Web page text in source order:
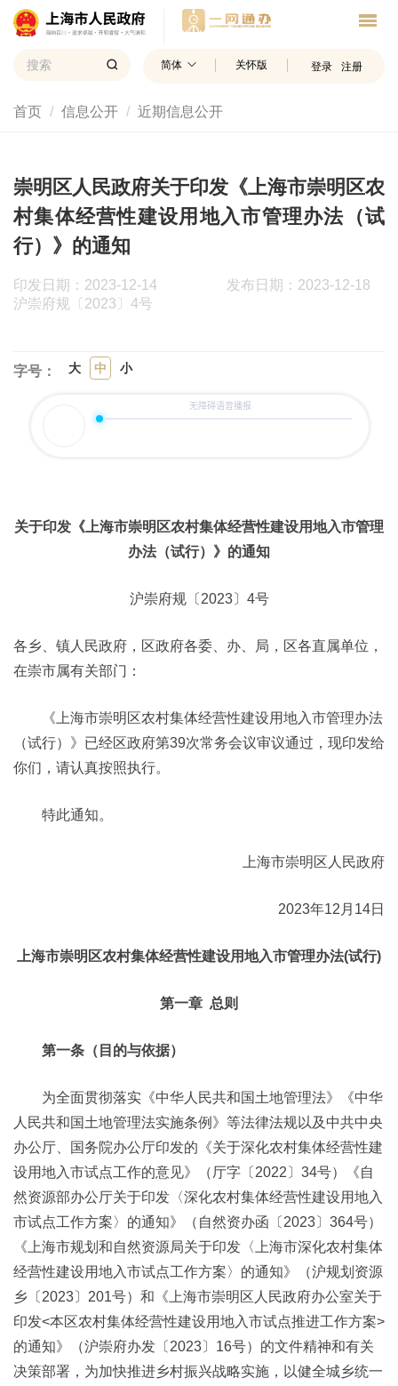
简体 关怀版 登录 注册
首页 信息公开 近期信息公开
崇明区人民政府关于印发《上海市崇明区农
村集体经营性建设用地入市管理办法（试
行）》的通知
印发日期：2023-12-14
发布日期：2023-12-18
沪崇府规〔2023〕4号
字号： 大 中 小
关于印发《上海市崇明区农村集体经营性建设用地入市管理
办法（试行）》的通知
沪崇府规〔2023〕4号
各乡、镇人民政府，区政府各委、办、局，区各直属单位，
在崇市属有关部门：
《上海市崇明区农村集体经营性建设用地入市管理办法
（试行）》已经区政府第39次常务会议审议通过，现印发给
你们，请认真按照执行。
特此通知。
上海市崇明区人民政府
2023年12月14日
上海市崇明区农村集体经营性建设用地入市管理办法(试行)
第一章 总则
第一条（目的与依据）
为全面贯彻落实《中华人民共和国土地管理法》《中华
人民共和国土地管理法实施条例》等法律法规以及中共中央
办公厅、国务院办公厅印发的《关于深化农村集体经营性建
设用地入市试点工作的意见》（厅字〔2022〕34号）《自
然资源部办公厅关于印发〈深化农村集体经营性建设用地入
市试点工作方案〉的通知》（自然资办函〔2023〕364号）
《上海市规划和自然资源局关于印发〈上海市深化农村集体
经营性建设用地入市试点工作方案〉的通知》（沪规划资源
乡〔2023〕201号）和《上海市崇明区人民政府办公室关于
印发<本区农村集体经营性建设用地入市试点推进工作方案>
的通知》（沪崇府办发〔2023〕16号）的文件精神和有关
决策部署，为加快推进乡村振兴战略实施，以健全城乡统一